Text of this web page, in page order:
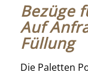
Bezüge
Auf
Füllung
Die Paletten